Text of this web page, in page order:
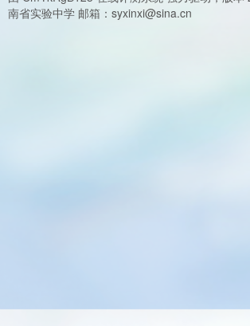
南省实验中学 邮箱：syxinxi@sina.cn